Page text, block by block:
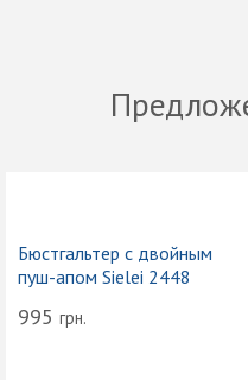
Бюстгальтер с двойным
пуш-апом Sielei 2448
995 грн.